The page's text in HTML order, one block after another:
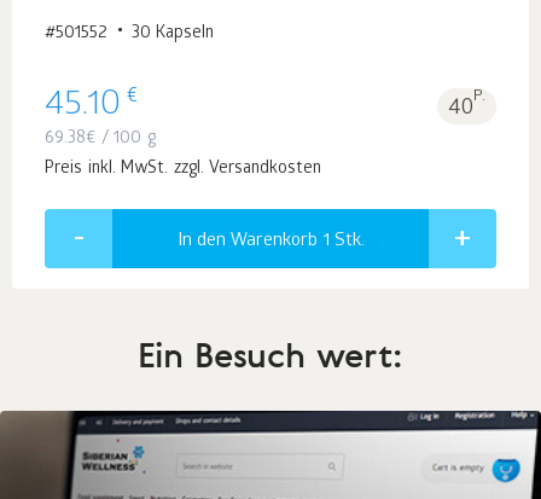
#501552 30 Kapseln
45.10 € 40P.
69.38€ / 100 g
Preis inkl. MwSt. zzgl. Versandkosten
In den Warenkorb 1 Stk.
Ein Besuch wert: